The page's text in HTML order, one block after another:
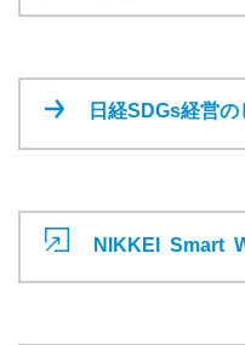
日経SDGs経営の
NIKKEI Smart